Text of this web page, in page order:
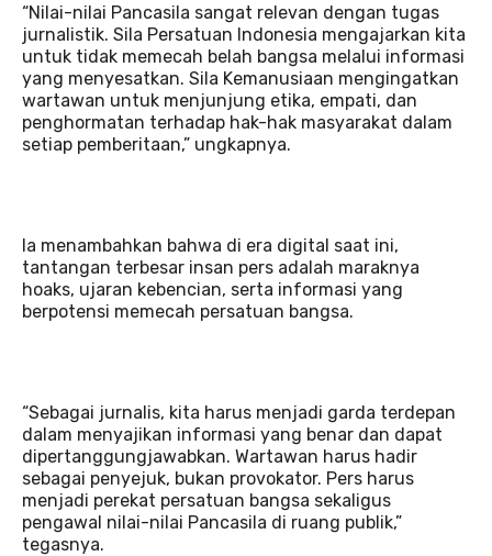
“Nilai-nilai Pancasila sangat relevan dengan tugas
jurnalistik. Sila Persatuan Indonesia mengajarkan kita
untuk tidak memecah belah bangsa melalui informasi
yang menyesatkan. Sila Kemanusiaan mengingatkan
wartawan untuk menjunjung etika, empati, dan
penghormatan terhadap hak-hak masyarakat dalam
setiap pemberitaan,” ungkapnya.
Ia menambahkan bahwa di era digital saat ini,
tantangan terbesar insan pers adalah maraknya
hoaks, ujaran kebencian, serta informasi yang
berpotensi memecah persatuan bangsa.
“Sebagai jurnalis, kita harus menjadi garda terdepan
dalam menyajikan informasi yang benar dan dapat
dipertanggungjawabkan. Wartawan harus hadir
sebagai penyejuk, bukan provokator. Pers harus
menjadi perekat persatuan bangsa sekaligus
pengawal nilai-nilai Pancasila di ruang publik,”
tegasnya.